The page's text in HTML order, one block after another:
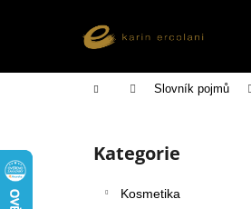
Domů Slovník pojmů
Přeskočit
kategorie
Kategorie
Kosmetika
í
Zpět
do
Zpět
do